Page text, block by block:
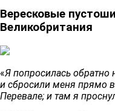
Вересковые
Великобритания
«Я попросилась обратно
и сбросили меня прямо
Перевале; и там я